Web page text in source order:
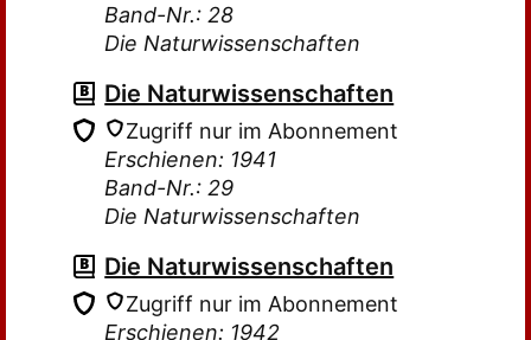
Band-Nr.: 28
Die Naturwissenschaften
Die Naturwissenschaften
Zugriff nur im Abonnement
Erschienen: 1941
Band-Nr.: 29
Die Naturwissenschaften
Die Naturwissenschaften
Zugriff nur im Abonnement
Erschienen: 1942